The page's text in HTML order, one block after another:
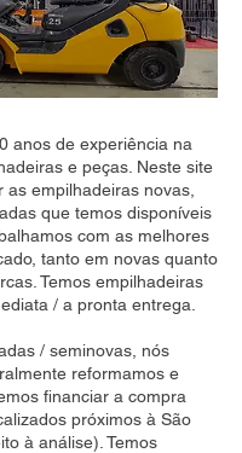
anos de experiência na
e peças. Neste site
as empilhadeiras novas,
que temos disponíveis
com as melhores
tanto em novas quanto
Temos empilhadeiras
/ a pronta entrega.
/ seminovas, nós
reformamos e
financiar a compra
próximos à São
à análise). Temos